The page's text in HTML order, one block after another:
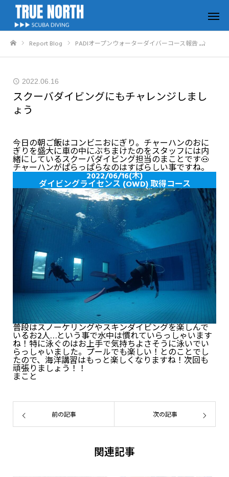
Report Blog PADIオープンウォーターダイバーコース報告
2022.06.16
スクーバダイビングにもチャレンジしまし
ょう
今日の朝ご飯はコンビニおにぎり。チャーハンのおに
ぎりを盛大に車の中にぶちまけたのをスタッフには内
緒にしているスクーバダイビング担当のまことです🐽
チャーハンがぱらっぱらなのはすばらしい事ですね。
2022/06/16(木)
ダイビングライセンス (OWD) 取得コース
普段はスノーケリングやスキンダイビングを楽しんで
いるお2人…という事で水中は慣れていらっしゃいます
ね！特に泳ぐのはお上手で気持ちよさそうに泳いでい
らっしゃいました。プールでも楽しい！とのことでし
たので、海洋講習はもっと楽しくなりますね！次回も
頑張りましょう！！
まこと
前の記事 次の記事
関連記事